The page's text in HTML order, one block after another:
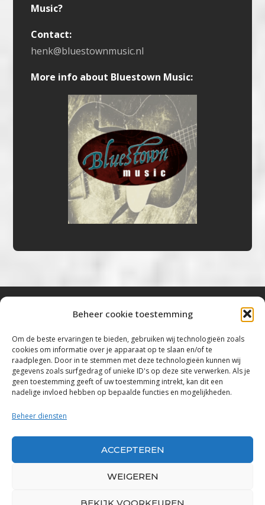
Beheer cookie toestemming
Om de beste ervaringen te bieden, gebruiken wij technologieën zoals
cookies om informatie over je apparaat op te slaan en/of te
raadplegen. Door in te stemmen met deze technologieën kunnen wij
gegevens zoals surfgedrag of unieke ID's op deze site verwerken. Als je
geen toestemming geeft of uw toestemming intrekt, kan dit een
nadelige invloed hebben op bepaalde functies en mogelijkheden.
Beheer diensten
ACCEPTEREN
WEIGEREN
BEKIJK VOORKEUREN
Music?
Contact:
henk@bluestownmusic.nl
More info about Bluestown Music:
“Voor de mooiste Blues, Rock, Roots &
Americana”
Copyright 2019 – 2026 Bluestown Music – All